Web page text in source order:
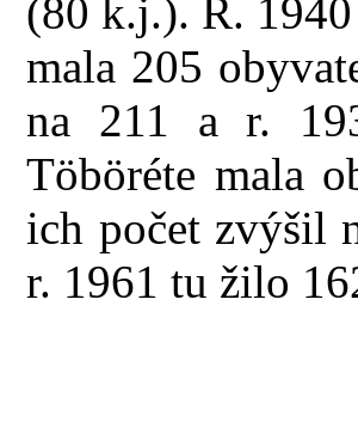
(80 k.j.). R.
mala 205
na 211 a r.
Töböréte mala
ich počet zvýšil
r. 1961 tu žilo